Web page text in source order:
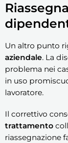
Un altro punto
aziendale. La
problema nei
in uso
lavoratore.
Il correttivo
trattamento
riassegnazione